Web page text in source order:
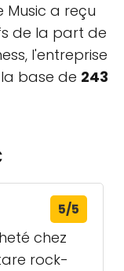
Music a reçu
de la part de
l'entreprise
base de 243
5/5
chez
rock-